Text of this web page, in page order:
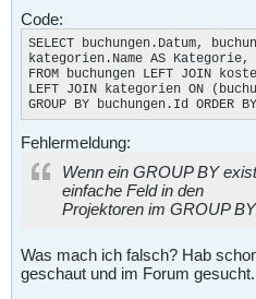
Code:
SELECT buchungen.Datum,
kategorien.Name AS
FROM buchungen LEFT JOIN
LEFT JOIN kategorien ON
GROUP BY buchungen.Id ORDER
Fehlermeldung:
Wenn ein GROUP BY
einfache Feld in den
Projektoren im GROUP
Was mach ich falsch? Hab
geschaut und im Forum gesucht.